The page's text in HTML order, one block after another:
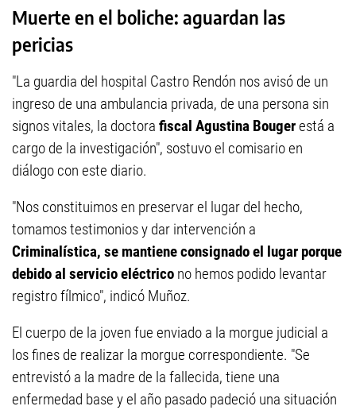
Muerte en el boliche: aguardan las
pericias
"La guardia del hospital Castro Rendón nos avisó de un
ingreso de una ambulancia privada, de una persona sin
signos vitales, la doctora fiscal Agustina Bougerestá a
cargo de la investigación", sostuvo el comisario en
diálogo con este diario.
"Nos constituimos en preservar el lugar del hecho,
tomamos testimonios y dar intervención a
Criminalística, se mantiene consignado el lugar porque
debido al servicio eléctrico no hemos podido levantar
registro fílmico", indicó Muñoz.
El cuerpo de la joven fue enviado a la morgue judicial a
los fines de realizar la morgue correspondiente. "Se
entrevistó a la madre de la fallecida, tiene una
enfermedad base y el año pasado padeció una situación